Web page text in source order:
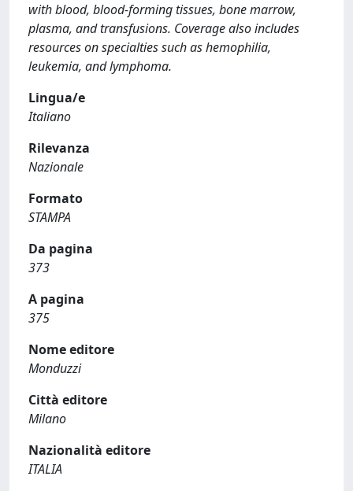
with blood, blood-forming tissues, bone marrow,
plasma, and transfusions. Coverage also includes
resources on specialties such as hemophilia,
leukemia, and lymphoma.
Lingua/e
Italiano
Rilevanza
Nazionale
Formato
STAMPA
Da pagina
373
A pagina
375
Nome editore
Monduzzi
Città editore
Milano
Nazionalità editore
ITALIA